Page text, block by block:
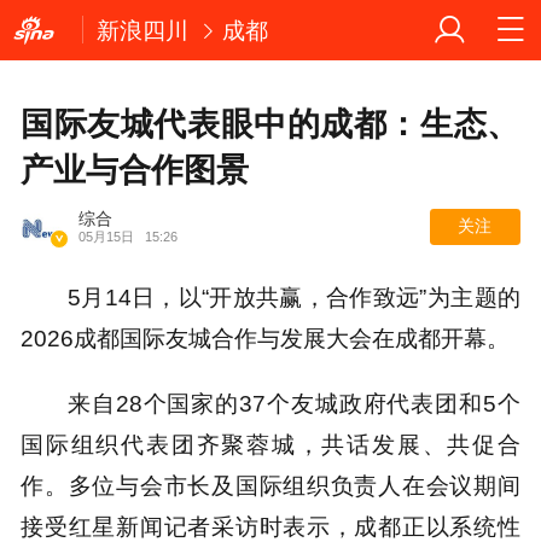
新浪四川 成都
国际友城代表眼中的成都：生态、
产业与合作图景
综合
05月15日 15:26
关注
5月14日，以“开放共赢，合作致远”为主题的
2026成都国际友城合作与发展大会在成都开幕。
来自28个国家的37个友城政府代表团和5个
国际组织代表团齐聚蓉城，共话发展、共促合
作。多位与会市长及国际组织负责人在会议期间
接受红星新闻记者采访时表示，成都正以系统性